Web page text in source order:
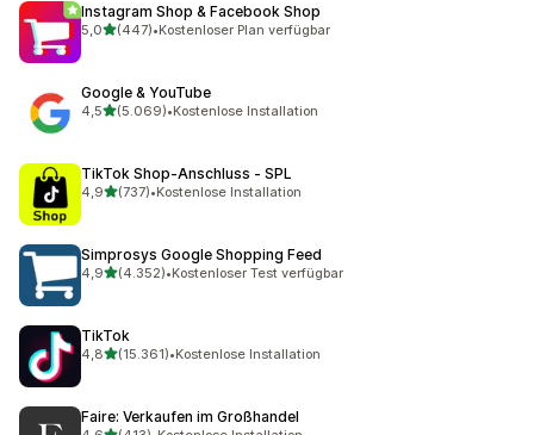
Instagram Shop & Facebook Shop
5,0von 5 Sternen
(447)
447 Rezensionen insgesamt
•Kostenloser Plan verfügbar
Google & YouTube
4,5von 5 Sternen
(5.069)
5069 Rezensionen insgesamt
•Kostenlose Installation
TikTok Shop‑Anschluss ‑ SPL
4,9von 5 Sternen
(737)
737 Rezensionen insgesamt
•Kostenlose Installation
Simprosys Google Shopping Feed
4,9von 5 Sternen
(4.352)
4352 Rezensionen insgesamt
•Kostenloser Test verfügbar
TikTok
4,8von 5 Sternen
(15.361)
15361 Rezensionen insgesamt
•Kostenlose Installation
Faire: Verkaufen im Großhandel